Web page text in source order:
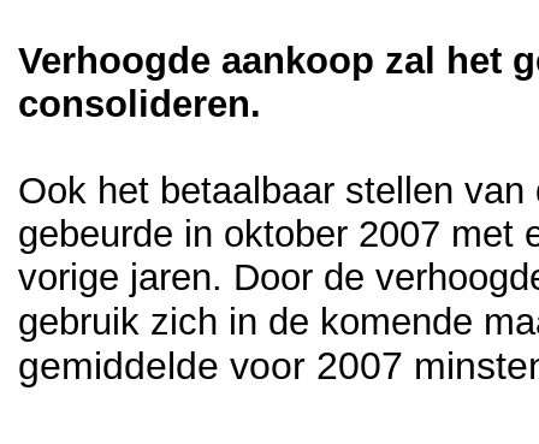
Verhoogde aankoop zal het
consolideren.
Ook het betaalbaar stellen
gebeurde in oktober 2007 met
vorige jaren. Door de
gebruik zich in de komende
gemiddelde voor 2007